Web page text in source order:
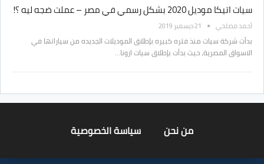
سيات اتيكا موديل 2020 بشكل رسمي في مصر – عملت ضجه ليه ؟!
أحمد مصلحي 21 ديسمبر 2019
بدأت شركة سيات منذ فتره كبيره بإطلاق الموديلات الجديده من سياراتها في
الاسواق المصرية، حيث بدأت بإطلاق سيات ارونا…
من نحن سياسة الخصوصية